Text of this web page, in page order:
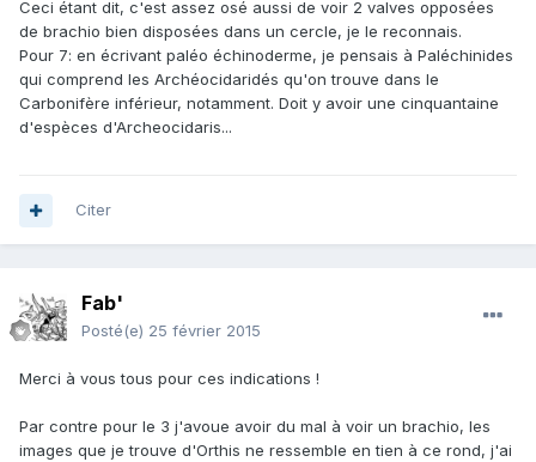
Ceci étant dit, c'est assez osé aussi de voir 2 valves opposées
de brachio bien disposées dans un cercle, je le reconnais.
Pour 7: en écrivant paléo échinoderme, je pensais à Paléchinides
qui comprend les Archéocidaridés qu'on trouve dans le
Carbonifère inférieur, notamment. Doit y avoir une cinquantaine
d'espèces d'Archeocidaris...
Citer
Fab'
Posté(e) 25 février 2015
Merci à vous tous pour ces indications !
Par contre pour le 3 j'avoue avoir du mal à voir un brachio, les
images que je trouve d'Orthis ne ressemble en tien à ce rond, j'ai